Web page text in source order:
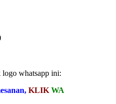
whatsapp ini:
KLIK WA